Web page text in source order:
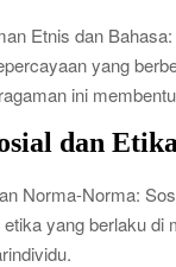
Etnis dan
yang
ini
dan Etika
Norma-Norma:
yang berlaku